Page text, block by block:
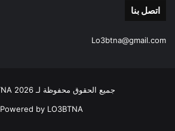
اتصل بنا
Lo3btna@gmail.com
جميع الحقوق محفوظة لـ Lo3BTNA 2026 ©
Powered by LO3BTNA